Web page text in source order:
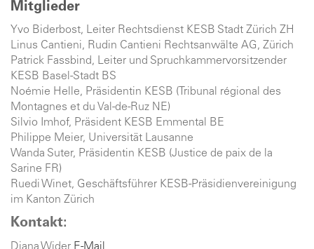
Mitglieder
Yvo Biderbost, Leiter Rechtsdienst KESB Stadt Zürich ZH
Linus Cantieni, Rudin Cantieni Rechtsanwälte AG, Zürich
Patrick Fassbind, Leiter und Spruchkammervorsitzender
KESB Basel-Stadt BS
Noémie Helle, Präsidentin KESB (Tribunal régional des
Montagnes et du Val-de-Ruz NE)
Silvio Imhof, Präsident KESB Emmental BE
Philippe Meier, Universität Lausanne
Wanda Suter, Präsidentin KESB (Justice de paix de la
Sarine FR)
Ruedi Winet, Geschäftsführer KESB-Präsidienvereinigung
im Kanton Zürich
Kontakt: